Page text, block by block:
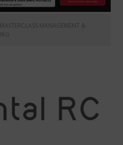
MASTERCLASS MANAGEMENT &